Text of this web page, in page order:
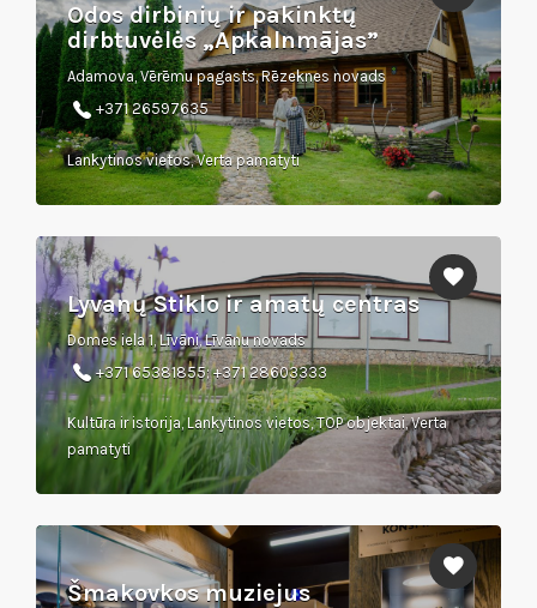
Odos dirbinių ir pakinktų
dirbtuvėlės „Apkalnmājas”
Adamova, Vērēmu pagasts, Rēzeknes novads
+371 26597635
Lankytinos vietos, Verta pamatyti
Lyvanų Stiklo ir amatų centras
Domes iela 1, Līvāni, Līvānu novads
+371 65381855; +371 28603333
Kultūra ir istorija, Lankytinos vietos, TOP objektai, Verta
pamatyti
Šmakovkos muziejus